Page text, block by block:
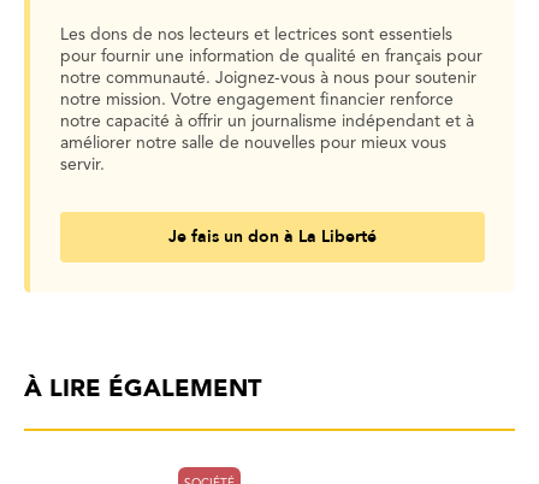
Les dons de nos lecteurs et lectrices sont essentiels
pour fournir une information de qualité en français pour
notre communauté. Joignez-vous à nous pour soutenir
notre mission. Votre engagement financier renforce
notre capacité à offrir un journalisme indépendant et à
améliorer notre salle de nouvelles pour mieux vous
servir.
Je fais un don à La Liberté
À LIRE ÉGALEMENT